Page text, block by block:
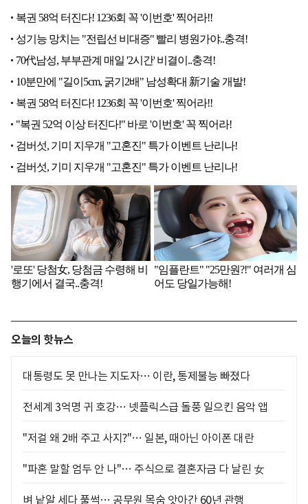
오늘의 핫뉴스
대통령도 못 만나는 지도자… 이란, 통제불능 빠졌다
전세계 3억명 귀 호강… 넷플릭스급 돌풍 일으킨 음악 앱
"저걸 왜 2배 주고 사지?"… 일본, 때아닌 아이폰 대란
"파혼 말할 엄두 안 나"… 주식으로 결혼자금 다 날린 女
벼 낱알 세다 풀썩… 공무원 목숨 앗아간 60년 관행